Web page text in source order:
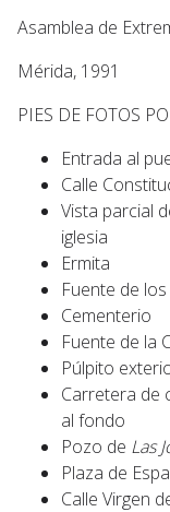
Asamblea de
Mérida, 1991
PIES DE FOTOS
Entrada al
Calle
Vista parcial
iglesia
Ermita
Fuente de
Cementerio
Fuente de la
Púlpito
Carretera de
al fondo
Pozo de Las
Plaza de
Calle Virgen